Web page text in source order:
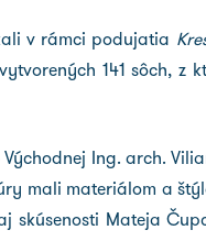
v rámci podujatia
141 sôch, z
Ing. arch.
mali materiálom a
skúsenosti Mateja